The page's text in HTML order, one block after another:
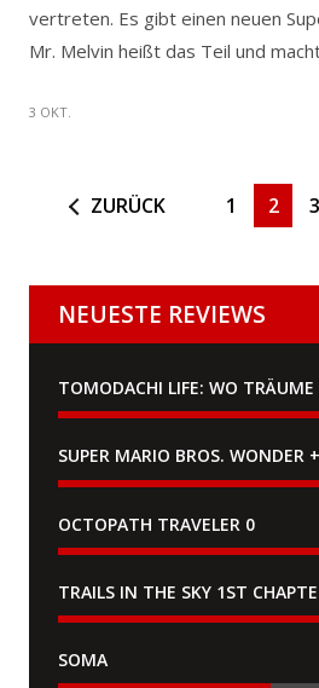
vertreten. Es gibt einen neuen
Mr. Melvin heißt das Teil und
3 OKT.
ZURÜCK 1 2 3
NEUESTE REVIEWS
TOMODACHI LIFE: WO TRÄUME
OCTOPATH TRAVELER 0
TRAILS IN THE SKY 1ST
SOMA